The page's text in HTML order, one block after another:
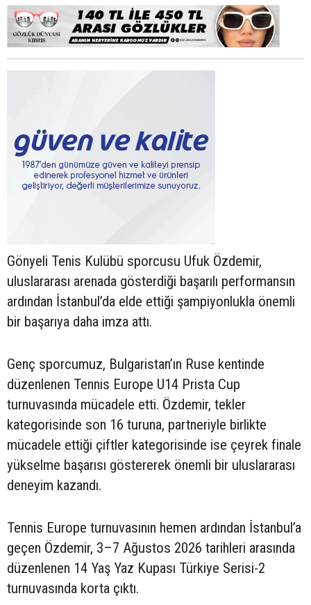
Gönyeli Tenis Kulübü sporcusu Ufuk Özdemir,
uluslararası arenada gösterdiği başarılı performansın
ardından İstanbul’da elde ettiği şampiyonlukla önemli
bir başarıya daha imza attı.
Genç sporcumuz, Bulgaristan’ın Ruse kentinde
düzenlenen Tennis Europe U14 Prista Cup
turnuvasında mücadele etti. Özdemir, tekler
kategorisinde son 16 turuna, partneriyle birlikte
mücadele ettiği çiftler kategorisinde ise çeyrek finale
yükselme başarısı göstererek önemli bir uluslararası
deneyim kazandı.
Tennis Europe turnuvasının hemen ardından İstanbul’a
geçen Özdemir, 3–7 Ağustos 2026 tarihleri arasında
düzenlenen 14 Yaş Yaz Kupası Türkiye Serisi-2
turnuvasında korta çıktı.